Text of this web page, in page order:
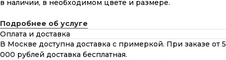
в наличии, в необходимом цвете и размере.
Подробнее об услуге
Оплата и доставка
В Москве доступна доставка с примеркой. При заказе от 5
000 рублей доставка бесплатная.